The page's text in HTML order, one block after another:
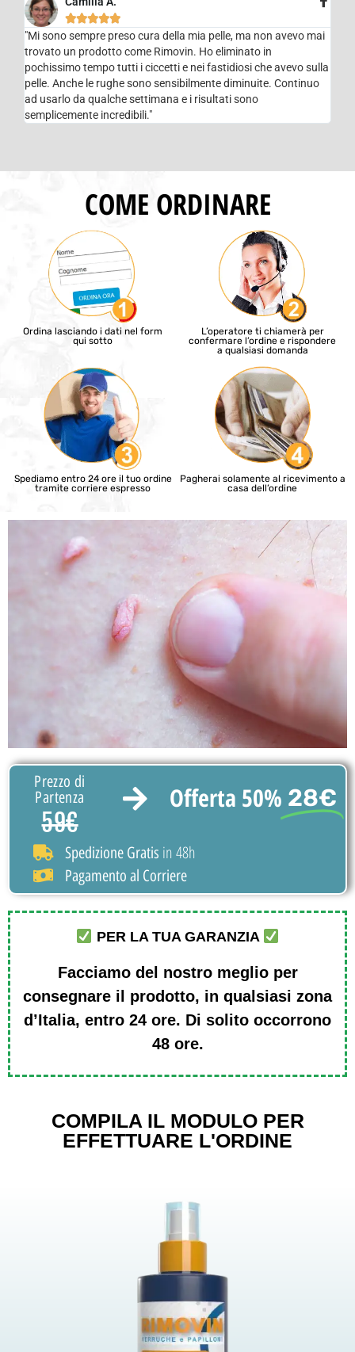

"Mi sono sempre preso cura della mia pelle, ma non avevo mai
trovato un prodotto come Rimovin. Ho eliminato in
pochissimo tempo tutti i ciccetti e nei fastidiosi che avevo sulla
pelle. Anche le rughe sono sensibilmente diminuite. Continuo
ad usarlo da qualche settimana e i risultati sono
semplicemente incredibili."
COME ORDINARE
Ordina lasciando i dati nel form
qui sotto
L’operatore ti chiamerà per
confermare l’ordine e rispondere
a qualsiasi domanda
Spediamo entro 24 ore il tuo ordine
tramite corriere espresso
Pagherai solamente al ricevimento a
casa dell’ordine
Prezzo di
Partenza
59€
Offerta 50% 28€
Spedizione Gratis in 48h
Pagamento al Corriere
PER LA TUA GARANZIA
Facciamo del nostro meglio per
consegnare il prodotto, in qualsiasi zona
d’Italia, entro 24 ore. Di solito occorrono
48 ore.
COMPILA IL MODULO PER
EFFETTUARE L'ORDINE